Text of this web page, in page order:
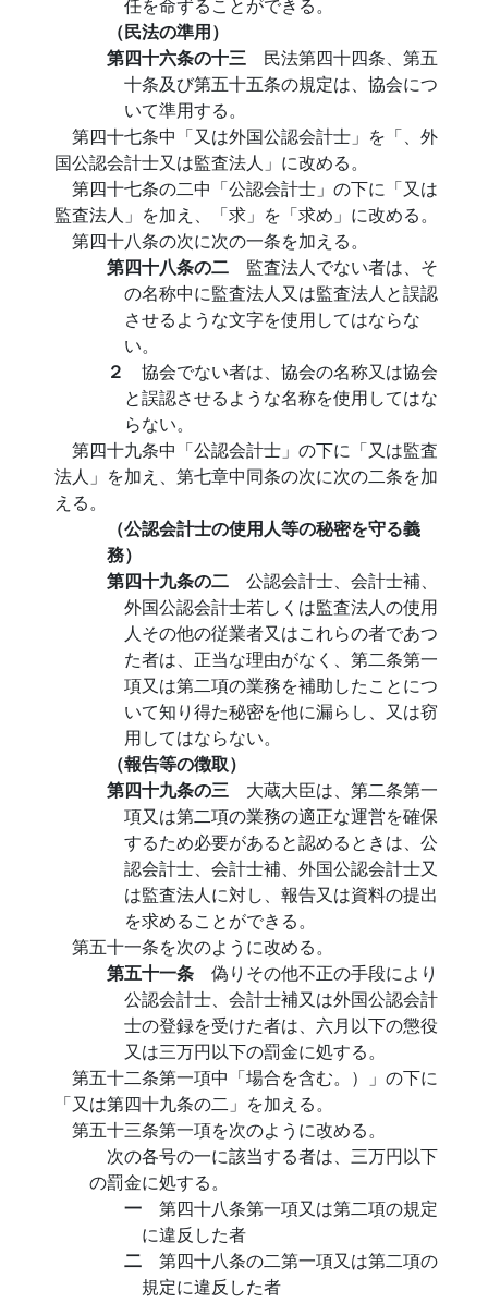
（民法の準用）
第四十六条の十三 民法第四十四条、第五
十条及び第五十五条の規定は、協会につ
いて準用する。
第四十七条中「又は外国公認会計士」を「、外
国公認会計士又は監査法人」に改める。
第四十七条の二中「公認会計士」の下に「又は
監査法人」を加え、「求」を「求め」に改める。
第四十八条の次に次の一条を加える。
第四十八条の二 監査法人でない者は、そ
の名称中に監査法人又は監査法人と誤認
させるような文字を使用してはならな
い。
２ 協会でない者は、協会の名称又は協会
と誤認させるような名称を使用してはな
らない。
第四十九条中「公認会計士」の下に「又は監査
法人」を加え、第七章中同条の次に次の二条を加
える。
（公認会計士の使用人等の秘密を守る義
務）
第四十九条の二 公認会計士、会計士補、
外国公認会計士若しくは監査法人の使用
人その他の従業者又はこれらの者であつ
た者は、正当な理由がなく、第二条第一
項又は第二項の業務を補助したことにつ
いて知り得た秘密を他に漏らし、又は窃
用してはならない。
（報告等の徴取）
第四十九条の三 大蔵大臣は、第二条第一
項又は第二項の業務の適正な運営を確保
するため必要があると認めるときは、公
認会計士、会計士補、外国公認会計士又
は監査法人に対し、報告又は資料の提出
を求めることができる。
第五十一条を次のように改める。
第五十一条 偽りその他不正の手段により
公認会計士、会計士補又は外国公認会計
士の登録を受けた者は、六月以下の懲役
又は三万円以下の罰金に処する。
第五十二条第一項中「場合を含む。）」の下に
「又は第四十九条の二」を加える。
第五十三条第一項を次のように改める。
次の各号の一に該当する者は、三万円以下
の罰金に処する。
一 第四十八条第一項又は第二項の規定
に違反した者
二 第四十八条の二第一項又は第二項の
規定に違反した者